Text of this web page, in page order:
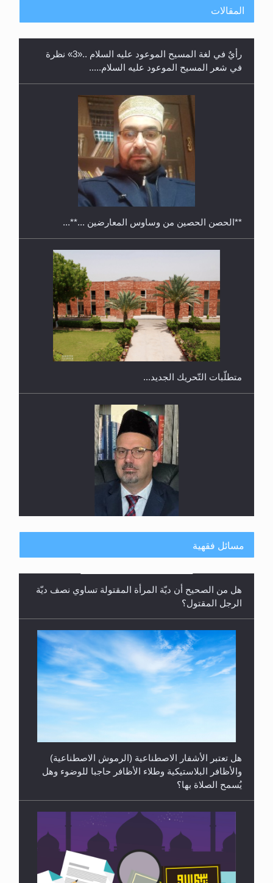
معرض القرآن الكريم لمدة ثلاثين يوما في مكتبة مدينة
ريهيماكي في فنلند
ندوة حول نظام الوصية في الجماعة الأحمدية في
شيتاغونغ – بنغلاديش
المقالات
**الحصن الحصين من وساوس المعارضين ...**...
متطلَّبات التّحريك الجديد...
رأيٌ في لغة المسيح الموعود عليه السلام.. 4...
الهجرة: بحث عن الأمن والسلام في سبيل إرساء الأمن
والسلام...
في شعر المسيح الموعود عليه السلام.....
مسائل فقهية
هل تعتبر الأشفار الاصطناعية (الرموش الاصطناعية)
والأظافر البلاستيكية وطلاء الأظافر حاجبا للوضوء وهل
هل يُحسب حول الزكاة وفق السنة الميلادية أو الهجرية؟